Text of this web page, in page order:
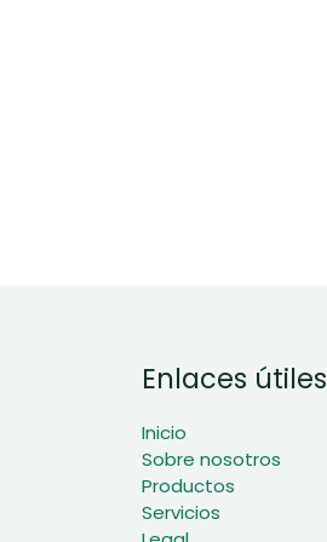
Enlaces útiles
Inicio
Sobre nosotros
Productos
Servicios